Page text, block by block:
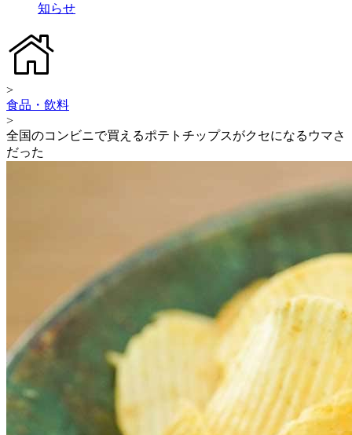
知らせ
>
食品・飲料
>
全国のコンビニで買えるポテトチップスがクセになるウマさ
だった